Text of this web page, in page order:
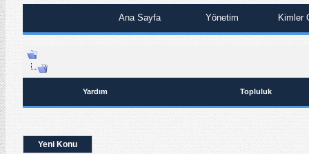
Ana Sayfa Yönetim Kimler
Yardım Topluluk
Yeni Konu